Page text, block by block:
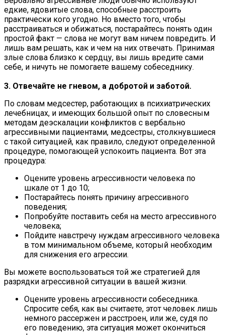
едкие, ядовитые слова, способные расстроить
практически кого угодно. Но вместо того, чтобы
расстраиваться и обижаться, постарайтесь понять один
простой факт — слова не могут вам ничем повредить. И
лишь вам решать, как и чем на них отвечать. Принимая
злые слова близко к сердцу, вы лишь вредите сами
себе, и ничуть не помогаете вашему собеседнику.
3. Отвечайте не гневом, а добротой и заботой.
По словам медсестер, работающих в психиатрических
лечебницах, и имеющих большой опыт по словесным
методам деэскалации конфликтов с вербально
агрессивными пациентами, медсестры, столкнувшиеся
с такой ситуацией, как правило, следуют определенной
процедуре, помогающей успокоить пациента. Вот эта
процедура:
Оцените уровень агрессивности человека по
шкале от 1 до 10;
Постарайтесь понять причину агрессивного
поведения;
Попробуйте поставить себя на место агрессивного
человека;
Пойдите навстречу нуждам агрессивного человека
в том минимальном объеме, который необходим
для снижения его агрессии.
Вы можете воспользоваться той же стратегией для
разрядки агрессивной ситуации в вашей жизни.
Оцените уровень агрессивности собеседника.
Спросите себя, как вы считаете, этот человек лишь
немного рассержен и расстроен, или же, судя по
его поведению, эта ситуация может окончиться